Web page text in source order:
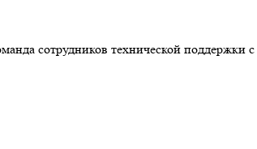
сотрудников технической поддержки